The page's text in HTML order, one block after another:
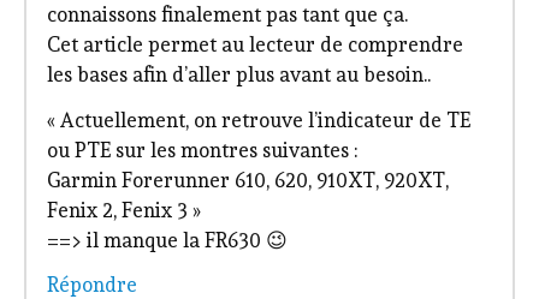
connaissons finalement pas tant que ça.
Cet article permet au lecteur de comprendre
les bases afin d’aller plus avant au besoin..
« Actuellement, on retrouve l’indicateur de TE
ou PTE sur les montres suivantes :
Garmin Forerunner 610, 620, 910XT, 920XT,
Fenix 2, Fenix 3 »
==> il manque la FR630 😉
Répondre